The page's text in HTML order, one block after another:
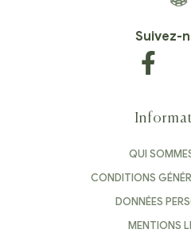
Suivez-
QUI
CONDITIONS
DONNÉES
MENTIONS